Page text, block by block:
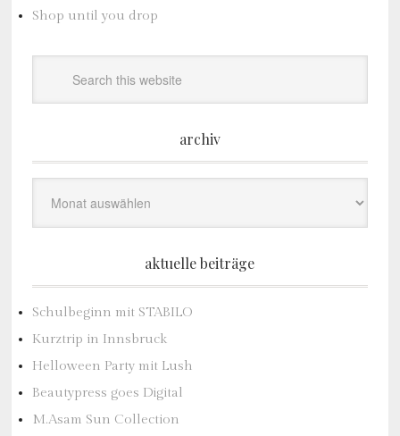
Shop until you drop
archiv
aktuelle beiträge
Schulbeginn mit STABILO
Kurztrip in Innsbruck
Helloween Party mit Lush
Beautypress goes Digital
M.Asam Sun Collection